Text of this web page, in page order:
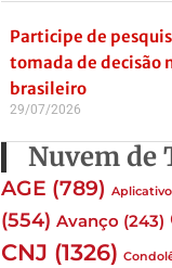
Participe de
tomada de decisão
brasileiro
29/07/2026
Nuvem de
AGE (789) Aplicativo
(554) Avanço (243)
CNJ (1326)